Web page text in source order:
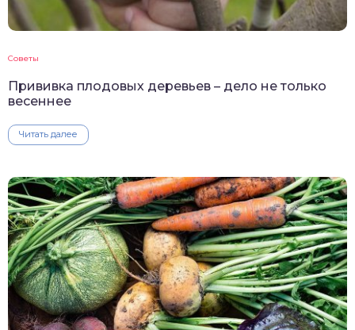
Советы
Прививка плодовых деревьев – дело не только
весеннее
Читать далее